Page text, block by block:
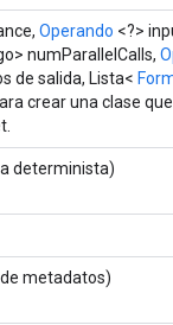
Operando <?>
numParallelCalls,
de salida, Lista<
crear una clase
determinista)
metadatos)